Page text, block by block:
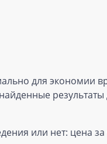
для экономии
результаты
или нет: цена за